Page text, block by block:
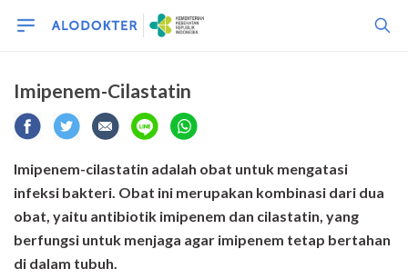
Imipenem-Cilastatin
Imipenem-cilastatin adalah obat untuk mengatasi
infeksi bakteri. Obat ini merupakan kombinasi dari dua
obat, yaitu antibiotik imipenem dan cilastatin, yang
berfungsi untuk menjaga agar imipenem tetap bertahan
di dalam tubuh.